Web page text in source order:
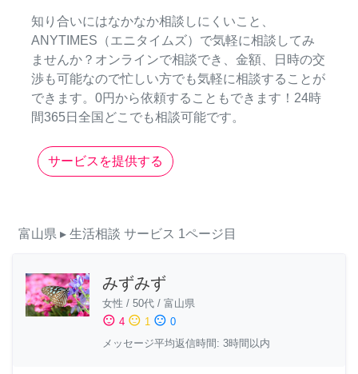
知り合いにはなかなか相談しにくいこと、
ANYTIMES（エニタイムズ）で気軽に相談してみ
ませんか？オンラインで相談でき、金額、日時の交
渉も可能なので忙しい方でも気軽に相談することが
できます。0円から依頼することもできます！24時
間365日全国どこでも相談可能です。
サービスを提供する
富山県 ▸ 生活相談 サービス 1ページ目
みずみず
女性 / 50代 / 富山県
sentiment_satisfied 4 sentiment_neutral 1 sentiment_dissatisfied 0
メッセージ平均返信時間: 3時間以内